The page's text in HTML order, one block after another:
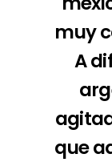
muy
A
que